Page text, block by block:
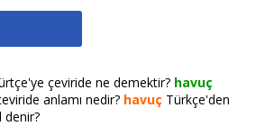
çeviride ne demektir? havuç
anlamı nedir? havuç Türkçe'den
denir?